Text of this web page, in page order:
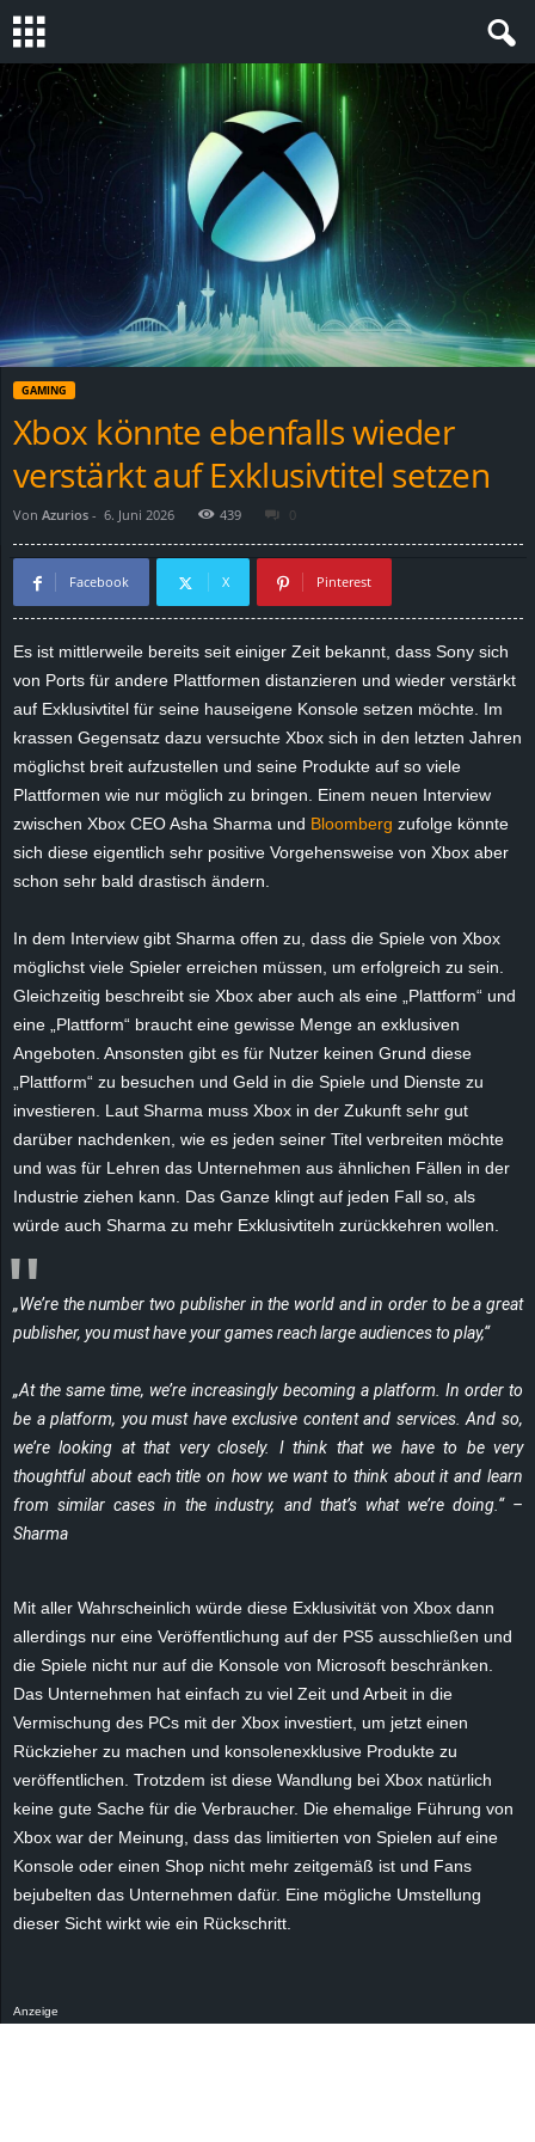
n
GAMING
Xbox könnte ebenfalls wieder
verstärkt auf Exklusivtitel setzen
Von Azurios - 6. Juni 2026 439 0
Facebook X Pinterest
Es ist mittlerweile bereits seit einiger Zeit bekannt, dass Sony sich
von Ports für andere Plattformen distanzieren und wieder verstärkt
auf Exklusivtitel für seine hauseigene Konsole setzen möchte. Im
krassen Gegensatz dazu versuchte Xbox sich in den letzten Jahren
möglichst breit aufzustellen und seine Produkte auf so viele
Plattformen wie nur möglich zu bringen. Einem neuen Interview
zwischen Xbox CEO Asha Sharma und Bloomberg zufolge könnte
sich diese eigentlich sehr positive Vorgehensweise von Xbox aber
schon sehr bald drastisch ändern.
In dem Interview gibt Sharma offen zu, dass die Spiele von Xbox
möglichst viele Spieler erreichen müssen, um erfolgreich zu sein.
Gleichzeitig beschreibt sie Xbox aber auch als eine „Plattform“ und
eine „Plattform“ braucht eine gewisse Menge an exklusiven
Angeboten. Ansonsten gibt es für Nutzer keinen Grund diese
„Plattform“ zu besuchen und Geld in die Spiele und Dienste zu
investieren. Laut Sharma muss Xbox in der Zukunft sehr gut
darüber nachdenken, wie es jeden seiner Titel verbreiten möchte
und was für Lehren das Unternehmen aus ähnlichen Fällen in der
Industrie ziehen kann. Das Ganze klingt auf jeden Fall so, als
würde auch Sharma zu mehr Exklusivtiteln zurückkehren wollen.
„We’re the number two publisher in the world and in order to be a great
publisher, you must have your games reach large audiences to play,“
„At the same time, we’re increasingly becoming a platform. In order to
be a platform, you must have exclusive content and services. And so,
we’re looking at that very closely. I think that we have to be very
thoughtful about each title on how we want to think about it and learn
from similar cases in the industry, and that’s what we’re doing.“ –
Sharma
Mit aller Wahrscheinlich würde diese Exklusivität von Xbox dann
allerdings nur eine Veröffentlichung auf der PS5 ausschließen und
die Spiele nicht nur auf die Konsole von Microsoft beschränken.
Das Unternehmen hat einfach zu viel Zeit und Arbeit in die
Vermischung des PCs mit der Xbox investiert, um jetzt einen
Rückzieher zu machen und konsolenexklusive Produkte zu
veröffentlichen. Trotzdem ist diese Wandlung bei Xbox natürlich
keine gute Sache für die Verbraucher. Die ehemalige Führung von
Xbox war der Meinung, dass das limitierten von Spielen auf eine
Konsole oder einen Shop nicht mehr zeitgemäß ist und Fans
bejubelten das Unternehmen dafür. Eine mögliche Umstellung
dieser Sicht wirkt wie ein Rückschritt.
Anzeige